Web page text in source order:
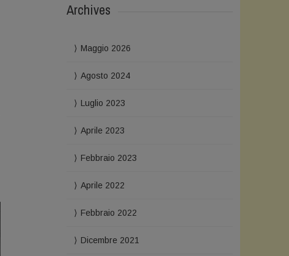
Archives
Maggio 2026
Agosto 2024
Luglio 2023
Aprile 2023
Febbraio 2023
Aprile 2022
Febbraio 2022
Dicembre 2021